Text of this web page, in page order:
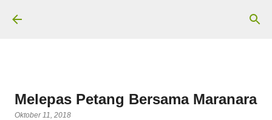
Melepas Petang Bersama Maranara
Oktober 11, 2018